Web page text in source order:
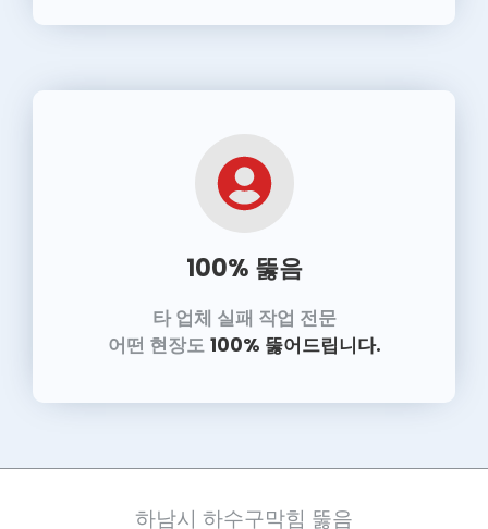
100% 뚫음
타 업체 실패 작업 전문
어떤 현장도 100% 뚫어드립니다.
하남시 하수구막힘 뚫음